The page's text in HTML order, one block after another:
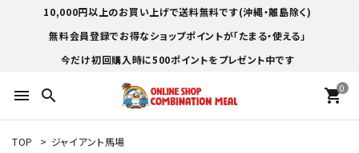
10,000円以上のお買い上げで送料無料です(沖縄・離島除く)
無料会員登録でお得なショップポイントが「たまる・使える」
今だけ初回購入時に500ポイントをプレゼント中です
menu search 0
shopping_cart
TOP > ジャイアント馬場